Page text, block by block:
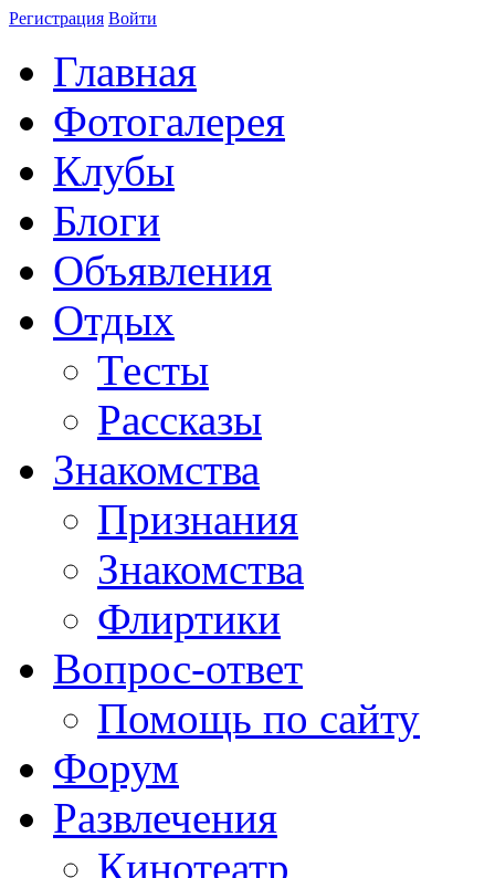
Регистрация Войти
Главная
Фотогалерея
Клубы
Блоги
Объявления
Отдых
Тесты
Рассказы
Знакомства
Признания
Знакомства
Флиртики
Вопрос-ответ
Помощь по сайту
Форум
Развлечения
Кинотеатр